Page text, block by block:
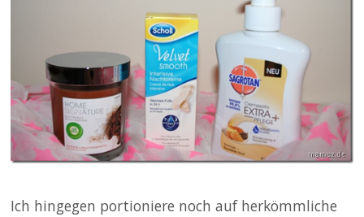
Ich hingegen portioniere noch auf herkömmliche